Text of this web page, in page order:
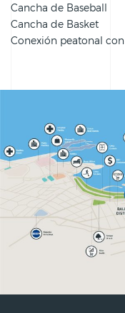
Cancha de Baseball
Cancha de Basket
Conexión peatonal